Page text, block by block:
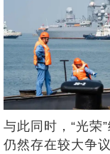
与此同时，“光荣
仍然存在较大争